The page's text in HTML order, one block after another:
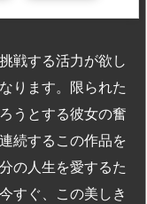
戦する活力が欲し
ります。限られた
うとする彼女の奮
続するこの作品を
の人生を愛するた
すぐ、この美しき